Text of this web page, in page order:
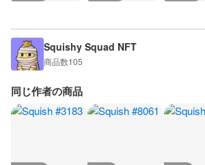
Squishy Squad NFT
商品数105
同じ作者の商品